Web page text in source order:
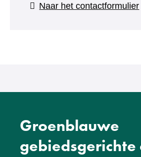
Naar het contactformulier
Groenblauwe